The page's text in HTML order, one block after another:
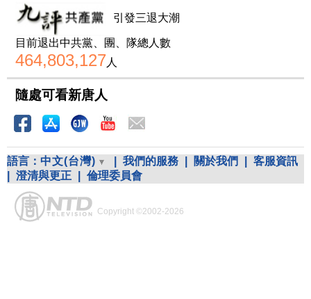
引發三退大潮
目前退出中共黨、團、隊總人數
464,803,127人
隨處可看新唐人
語言： 中文(台灣) 我們的服務 關於我們
客服資訊
澄清與更正 倫理委員會
Copyright ©2002-2026